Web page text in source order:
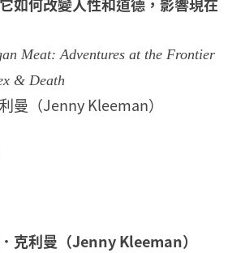
Meat: Adventures at the Frontier
& Death
曼（Jenny Kleeman）
克利曼（Jenny Kleeman）